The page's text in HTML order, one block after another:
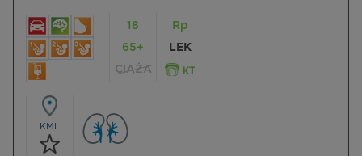
18
65+
CIĄŻA
Rp
LEK
KML